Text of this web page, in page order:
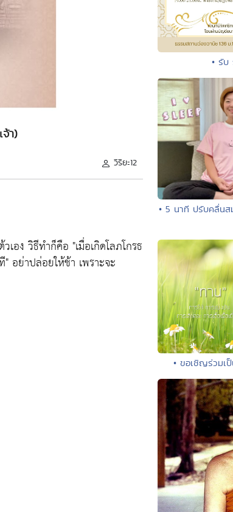
า)
วิริยะ12
วเอง วิธีทำก็คือ "เมื่อเกิดโลภโกรธ
"อย่าปล่อยให้ช้า เพราะจะ
• รับ
• 5 นาที ปรับคลื่น
• ขอเชิญร่วมเ